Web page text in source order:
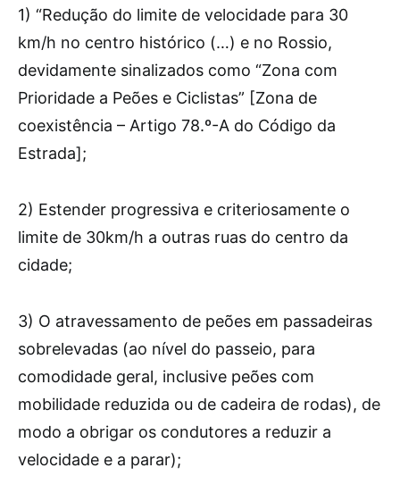
1) “Redução do limite de velocidade para 30
km/h no centro histórico (…) e no Rossio,
devidamente sinalizados como “Zona com
Prioridade a Peões e Ciclistas” [Zona de
coexistência – Artigo 78.º-A do Código da
Estrada];
2) Estender progressiva e criteriosamente o
limite de 30km/h a outras ruas do centro da
cidade;
3) O atravessamento de peões em passadeiras
sobrelevadas (ao nível do passeio, para
comodidade geral, inclusive peões com
mobilidade reduzida ou de cadeira de rodas), de
modo a obrigar os condutores a reduzir a
velocidade e a parar);